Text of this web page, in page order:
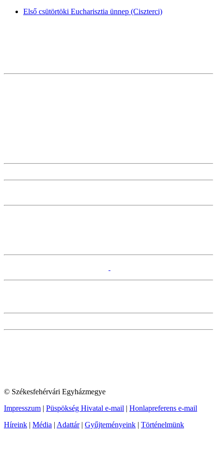
Első csütörtöki Eucharisztia ünnep (Ciszterci)
© Székesfehérvári Egyházmegye
Impresszum | Püspökség Hivatal e-mail | Honlapreferens e-mail
Híreink | Média | Adattár| Gyűjteményeink | Történelmünk